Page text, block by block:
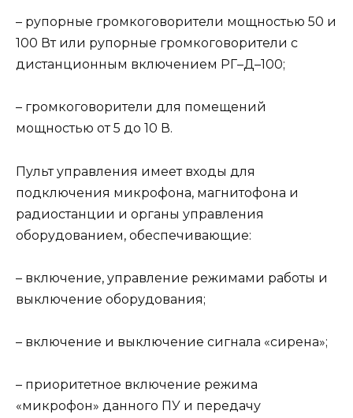
– рупорные громкоговорители мощностью 50 и
100 Вт или рупорные громкоговорители с
дистанционным включением РГ–Д–100;
– громкоговорители для помещений
мощностью от 5 до 10 В.
Пульт управления имеет входы для
подключения микрофона, магнитофона и
радиостанции и органы управления
оборудованием, обеспечивающие:
– включение, управление режимами работы и
выключение оборудования;
– включение и выключение сигнала «сирена»;
– приоритетное включение режима
«микрофон» данного ПУ и передачу